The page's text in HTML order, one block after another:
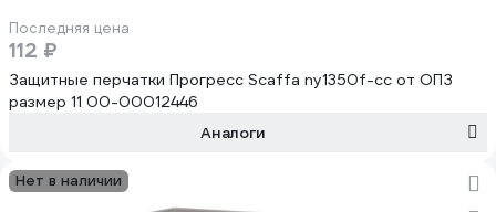
Последняя цена
112 ₽
Защитные перчатки Прогресс Scaffa ny1350f-cc от ОПЗ
размер 11 00-00012446
Аналоги
Нет в наличии